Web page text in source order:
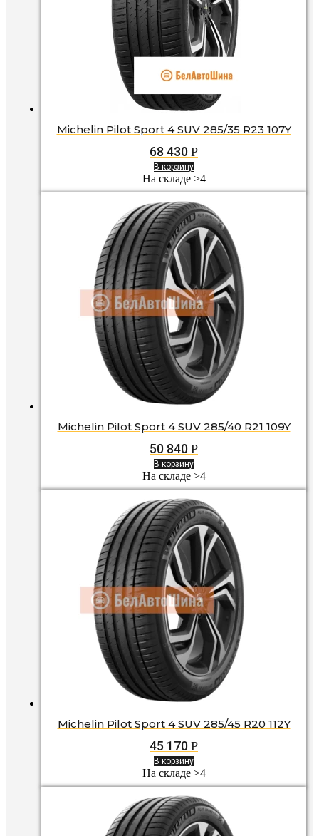
Michelin Pilot Sport 4 SUV 285/35 R23 107Y
68 430 Р
В корзину
На складе >4
Michelin Pilot Sport 4 SUV 285/40 R21 109Y
50 840 Р
В корзину
На складе >4
Michelin Pilot Sport 4 SUV 285/45 R20 112Y
45 170 Р
В корзину
На складе >4